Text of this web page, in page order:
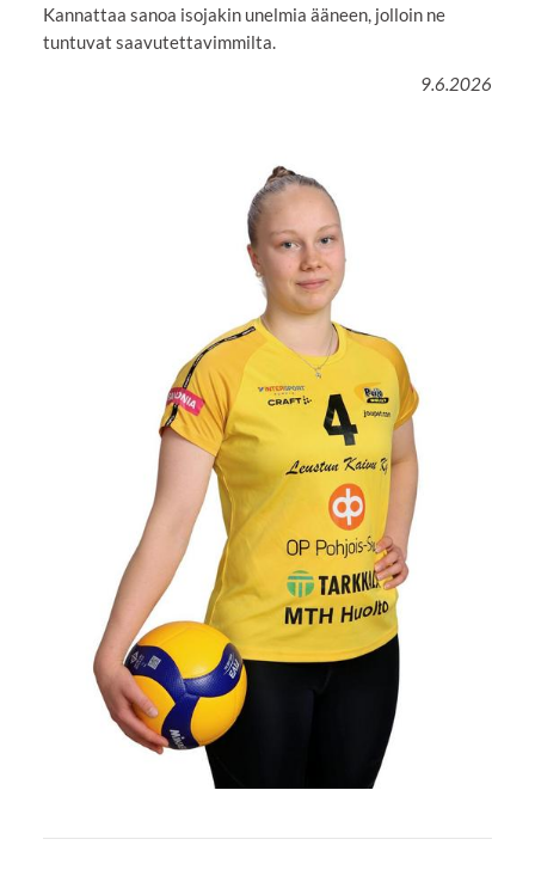
Kannattaa sanoa isojakin unelmia ääneen, jolloin ne
tuntuvat saavutettavimmilta.
9.6.2026